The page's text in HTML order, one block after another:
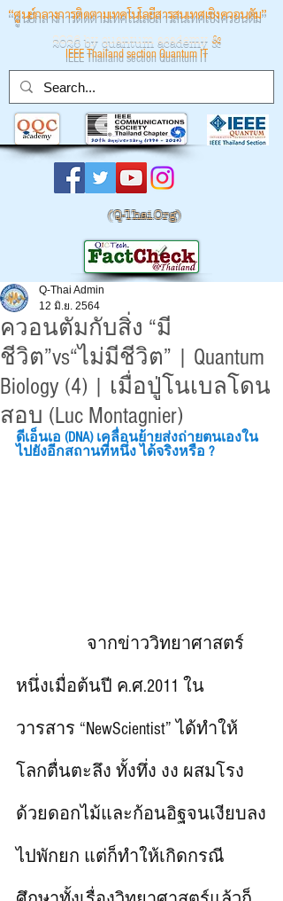
“ศูนย์กลางการติดตามเทคโนโลยีสารสนเทศเชิงควอนตัม”
2026 by quantum academy &
IEEE Thailand section Quantum IT
(Q-Thai.Org)
ควอนตัมกับสิ่ง “มี
ชีวิต”vs“ไม่มีชีวิต” | Quantum
Biology (4) | เมื่อปู่โนเบลโดน
สอบ (Luc Montagnier)
Q-Thai Admin
12 มิ.ย. 2564
ดีเอ็นเอ (DNA) เคลื่อนย้ายส่งถ่ายตนเองใน
ไปยังอีกสถานที่หนึ่ง ได้จริงหรือ ?
หนึ่งเมื่อต้นปี ค.ศ.2011 ใน
วารสาร “NewScientist” ได้ทำให้
โลกตื่นตะลึง ทั้งทึ่ง งง ผสมโรง
ด้วยดอกไม้และก้อนอิฐจนเงียบลง
ไปพักยก แต่ก็ทำให้เกิดกรณี